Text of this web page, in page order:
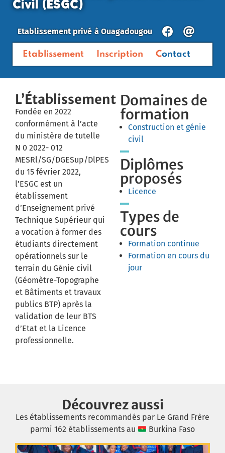
Civil (ESGC)
Etablissement privé àOuagadougou
Etablissement Inscription Contact
L’Établissement
Fondée en 2022
conformément à l’acte
du ministère de tutelle
N 0 2022- 012
MESRl/SG/DGESup/DlPES
du 15 février 2022,
l’ESGC est un
établissement
d’Enseignement privé
Technique Supérieur qui
a vocation à former des
étudiants directement
opérationnels sur le
terrain du Génie civil
(Géomètre-Topographe
et Bâtiments et travaux
publics BTP) après la
validation de leur BTS
d’Etat et la Licence
professionnelle.
Domaines de
formation
Construction et génie
civil
Diplômes
proposés
Licence
Types de
cours
Formation continue
Formation en cours du
jour
Découvrez aussi
Les établissements recommandés par Le Grand Frère
parmi 162 établissements au
Burkina Faso